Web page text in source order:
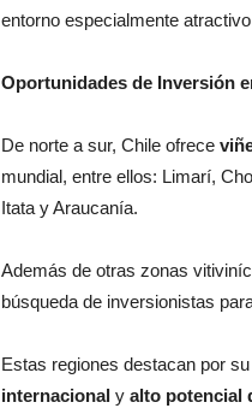
entorno especialmente
Oportunidades de Inversión
De norte a sur, Chile ofrece
mundial, entre ellos: Limarí,
Itata y Araucanía.
Además de otras zonas
búsqueda de inversionistas
Estas regiones destacan por su
internacional y alto potencial